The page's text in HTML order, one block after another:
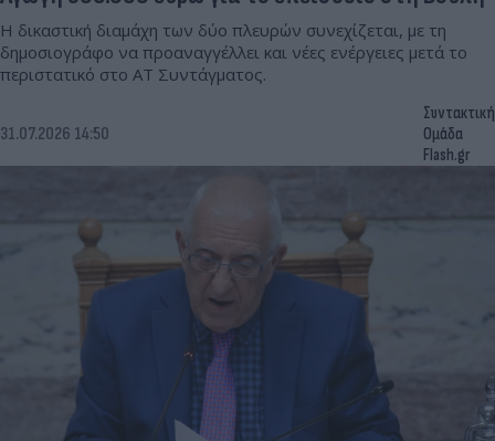
Η δικαστική διαμάχη των δύο πλευρών συνεχίζεται, με τη
δημοσιογράφο να προαναγγέλλει και νέες ενέργειες μετά το
περιστατικό στο ΑΤ Συντάγματος.
31.07.2026 14:50
Συντακτική
Ομάδα
Flash.gr